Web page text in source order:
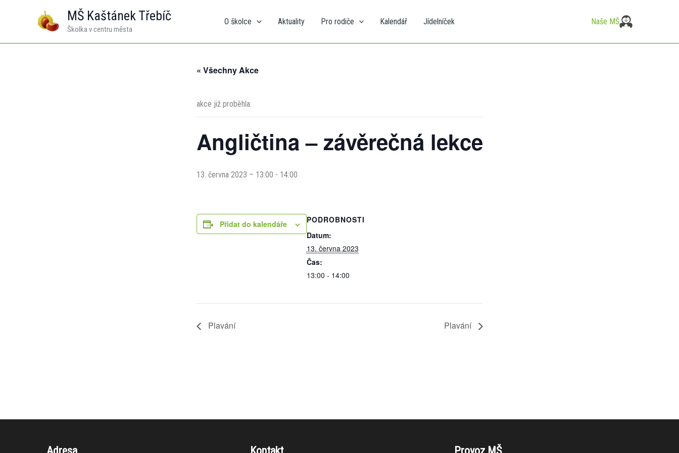
MŠ Kaštánek Třebíč
Školka v centru města
O školce Aktuality Pro rodiče Kalendář Jídelníček Naše MŠ
« Všechny Akce
akce již proběhla.
Angličtina – závěrečná lekce
13. června 2023 – 13:00 - 14:00
Přidat do kalendáře
PODROBNOSTI
Datum:
13. června 2023
Čas:
13:00 - 14:00
Plavání Plavání